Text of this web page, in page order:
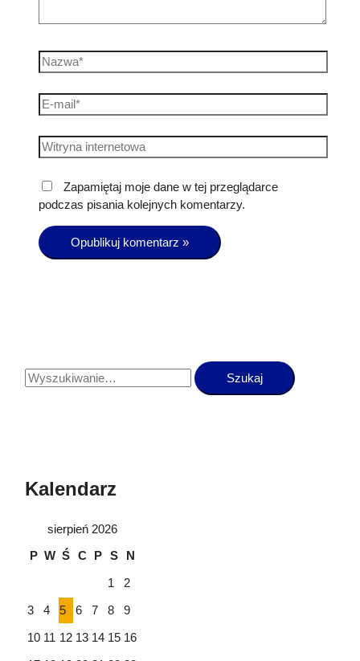
Zapamiętaj moje dane w tej przeglądarce
podczas pisania kolejnych komentarzy.
Kalendarz
sierpień 2026
P W Ś C P S
N
1
2
3
4 5 6 7 8
9
10 11 12 13 14 15 16